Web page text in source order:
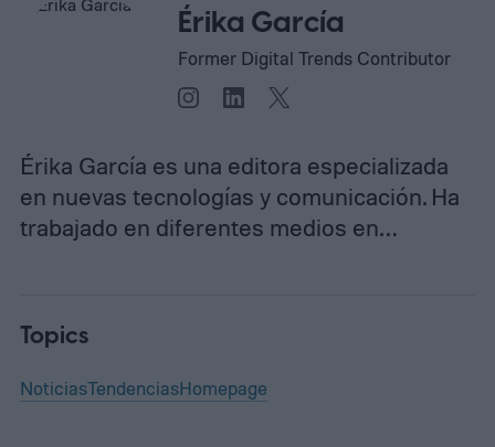
Érika García
Former Digital Trends Contributor
Érika García es una editora especializada
en nuevas tecnologías y comunicación. Ha
trabajado en diferentes medios en…
Topics
NoticiasTendenciasHomepage